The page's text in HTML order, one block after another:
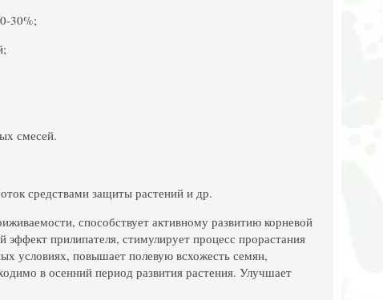
30%;
смесей.
средствами защиты растений и др.
способствует активному развитию корневой
прилипателя, стимулирует процесс прорастания
условиях, повышает полевую всхожесть семян,
в осенний период развития растения. Улучшает